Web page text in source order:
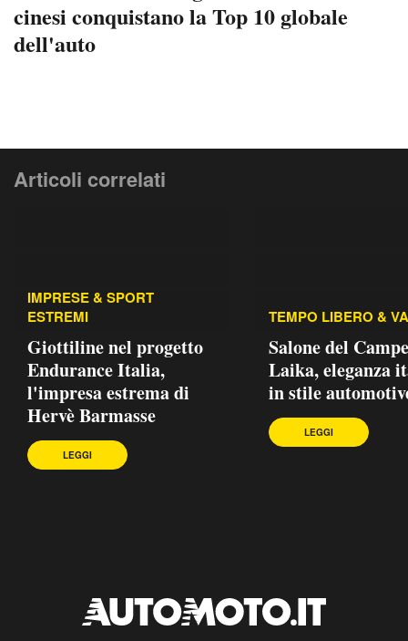
cinesi conquistano la Top 10 globale
dell'auto
Articoli correlati
IMPRESE & SPORT
ESTREMI
Giottiline nel progetto
Endurance Italia,
l'impresa estrema di
Hervè Barmasse
LEGGI
TEMPO LIBERO &
Salone del
Laika, eleganza
in stile
LEGGI